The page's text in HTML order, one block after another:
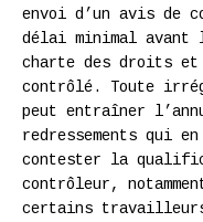
envoi d’un avis de
délai minimal avant
charte des droits
contrôlé. Toute
peut entraîner
redressements qui
contester la
contrôleur,
certains